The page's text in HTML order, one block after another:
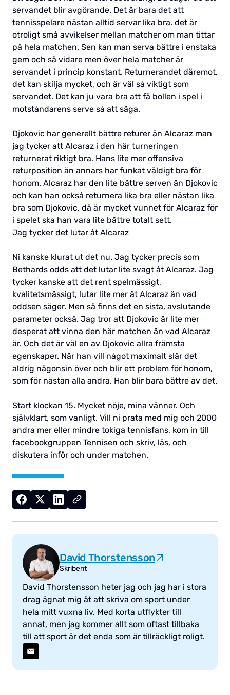
servandet blir avgörande. Det är bara det att
tennisspelare nästan alltid servar lika bra. det är
otroligt små avvikelser mellan matcher om man tittar
på hela matchen. Sen kan man serva bättre i enstaka
gem och så vidare men över hela matcher är
servandet i princip konstant. Returnerandet däremot,
det kan skilja mycket, och är väl så viktigt som
servandet. Det kan ju vara bra att få bollen i spel i
motståndarens serve så att säga.
Djokovic har generellt bättre returer än Alcaraz man
jag tycker att Alcaraz i den här turneringen
returnerat riktigt bra. Hans lite mer offensiva
returposition än annars har funkat väldigt bra för
honom. Alcaraz har den lite bättre serven än Djokovic
och kan han också returnera lika bra eller nästan lika
bra som Djokovic, då är mycket vunnet för Alcaraz för
i spelet ska han vara lite bättre totalt sett.
Jag tycker det lutar åt Alcaraz
Ni kanske klurat ut det nu. Jag tycker precis som
Bethards odds att det lutar lite svagt åt Alcaraz. Jag
tycker kanske att det rent spelmässigt,
kvalitetsmässigt, lutar lite mer åt Alcaraz än vad
oddsen säger. Men så finns det en sista, avslutande
parameter också. Jag tror att Djokovic är lite mer
desperat att vinna den här matchen än vad Alcaraz
är. Och det är väl en av Djokovic allra främsta
egenskaper. När han vill något maximalt slår det
aldrig någonsin över och blir ett problem för honom,
som för nästan alla andra. Han blir bara bättre av det.
Start klockan 15. Mycket nöje, mina vänner. Och
självklart, som vanligt. Vill ni prata med mig och 2000
andra mer eller mindre tokiga tennisfans, kom in till
facebookgruppen Tennisen och skriv, läs, och
diskutera inför och under matchen.
David Thorstensson
Skribent
David Thorstensson heter jag och jag har i stora
drag ägnat mig åt att skriva om sport under
hela mitt vuxna liv. Med korta utflykter till
annat, men jag kommer allt som oftast tillbaka
till att sport är det enda som är tillräckligt roligt.